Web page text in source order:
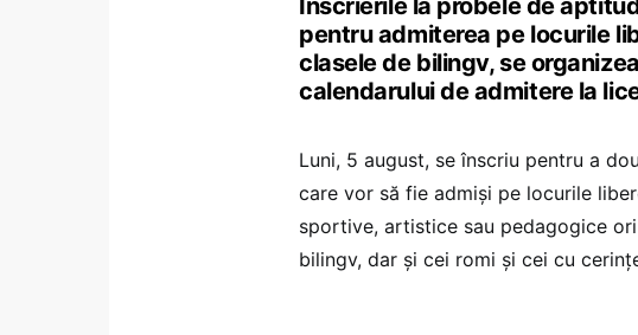
pentru admiterea pe locurile
clasele de bilingv, se
calendarului de admitere la
Luni, 5 august, se înscriu pentru a
care vor să fie admiși pe locurile
sportive, artistice sau pedagogice
bilingv, dar și cei romi și cei cu